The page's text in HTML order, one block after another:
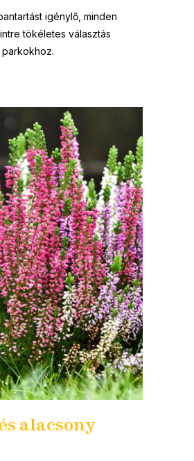
igénylő, minden
tökéletes választás
alacsony